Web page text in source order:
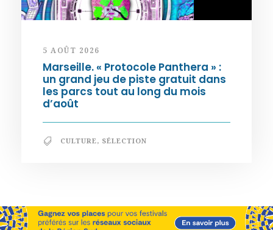
5 AOÛT 2026
Marseille. « Protocole Panthera » :
un grand jeu de piste gratuit dans
les parcs tout au long du mois
d’août
CULTURE, SÉLECTION